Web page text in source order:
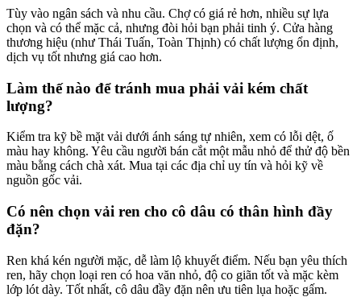
Tùy vào ngân sách và nhu cầu. Chợ có giá rẻ hơn, nhiều sự lựa
chọn và có thể mặc cả, nhưng đòi hỏi bạn phải tinh ý. Cửa hàng
thương hiệu (như Thái Tuấn, Toàn Thịnh) có chất lượng ổn định,
dịch vụ tốt nhưng giá cao hơn.
Làm thế nào để tránh mua phải vải kém chất
lượng?
Kiểm tra kỹ bề mặt vải dưới ánh sáng tự nhiên, xem có lỗi dệt, ố
màu hay không. Yêu cầu người bán cắt một mẫu nhỏ để thử độ bền
màu bằng cách chà xát. Mua tại các địa chỉ uy tín và hỏi kỹ về
nguồn gốc vải.
Có nên chọn vải ren cho cô dâu có thân hình đầy
đặn?
Ren khá kén người mặc, dễ làm lộ khuyết điểm. Nếu bạn yêu thích
ren, hãy chọn loại ren có hoa văn nhỏ, độ co giãn tốt và mặc kèm
lớp lót dày. Tốt nhất, cô dâu đầy đặn nên ưu tiên lụa hoặc gấm.